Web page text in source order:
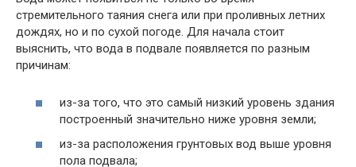
стремительного таяния снега или при проливных летних
дождях, но и по сухой погоде. Для начала стоит
выяснить, что вода в подвале появляется по разным
причинам:
из-за того, что это самый низкий уровень здания
построенный значительно ниже уровня земли;
из-за расположения грунтовых вод выше уровня
пола подвала;